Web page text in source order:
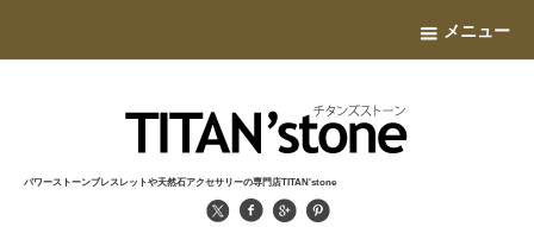
メニュー
パワーストーンブレスレットや天然石アクセサリーの専門店TITAN'stone